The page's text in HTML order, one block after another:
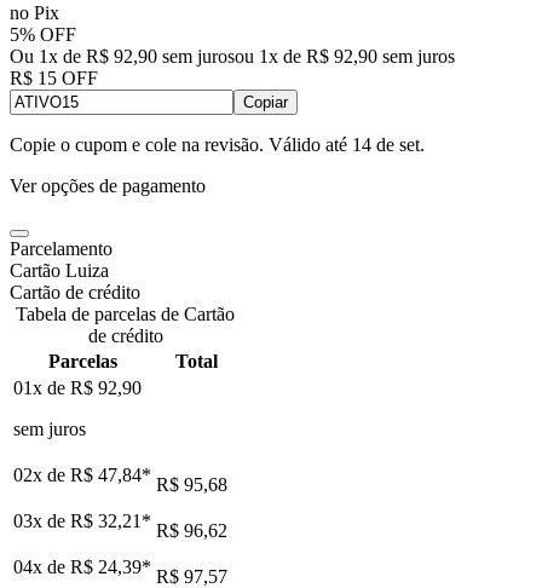
no Pix
5% OFF
Ou 1x de R$ 92,90 sem jurosou 1x de R$ 92,90 sem juros
R$ 15 OFF
Copiar
Copie o cupom e cole na revisão. Válido até 14 de set.
Ver opções de pagamento
Parcelamento
Cartão Luiza
Cartão de crédito
Tabela de parcelas de Cartão
de crédito
Parcelas
Total
01x de R$ 92,90
sem juros
02x de R$ 47,84* R$ 95,68
03x de R$ 32,21 * R$ 96,62
04x de R$ 24,39* R$ 97,57